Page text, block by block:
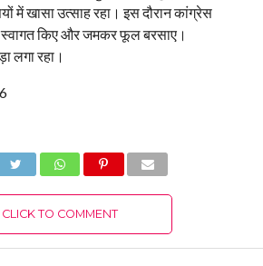
में खासा उत्साह रहा। इस दौरान कांग्रेस
किए और जमकर फूल बरसाए।
लगा रहा।
CLICK TO COMMENT